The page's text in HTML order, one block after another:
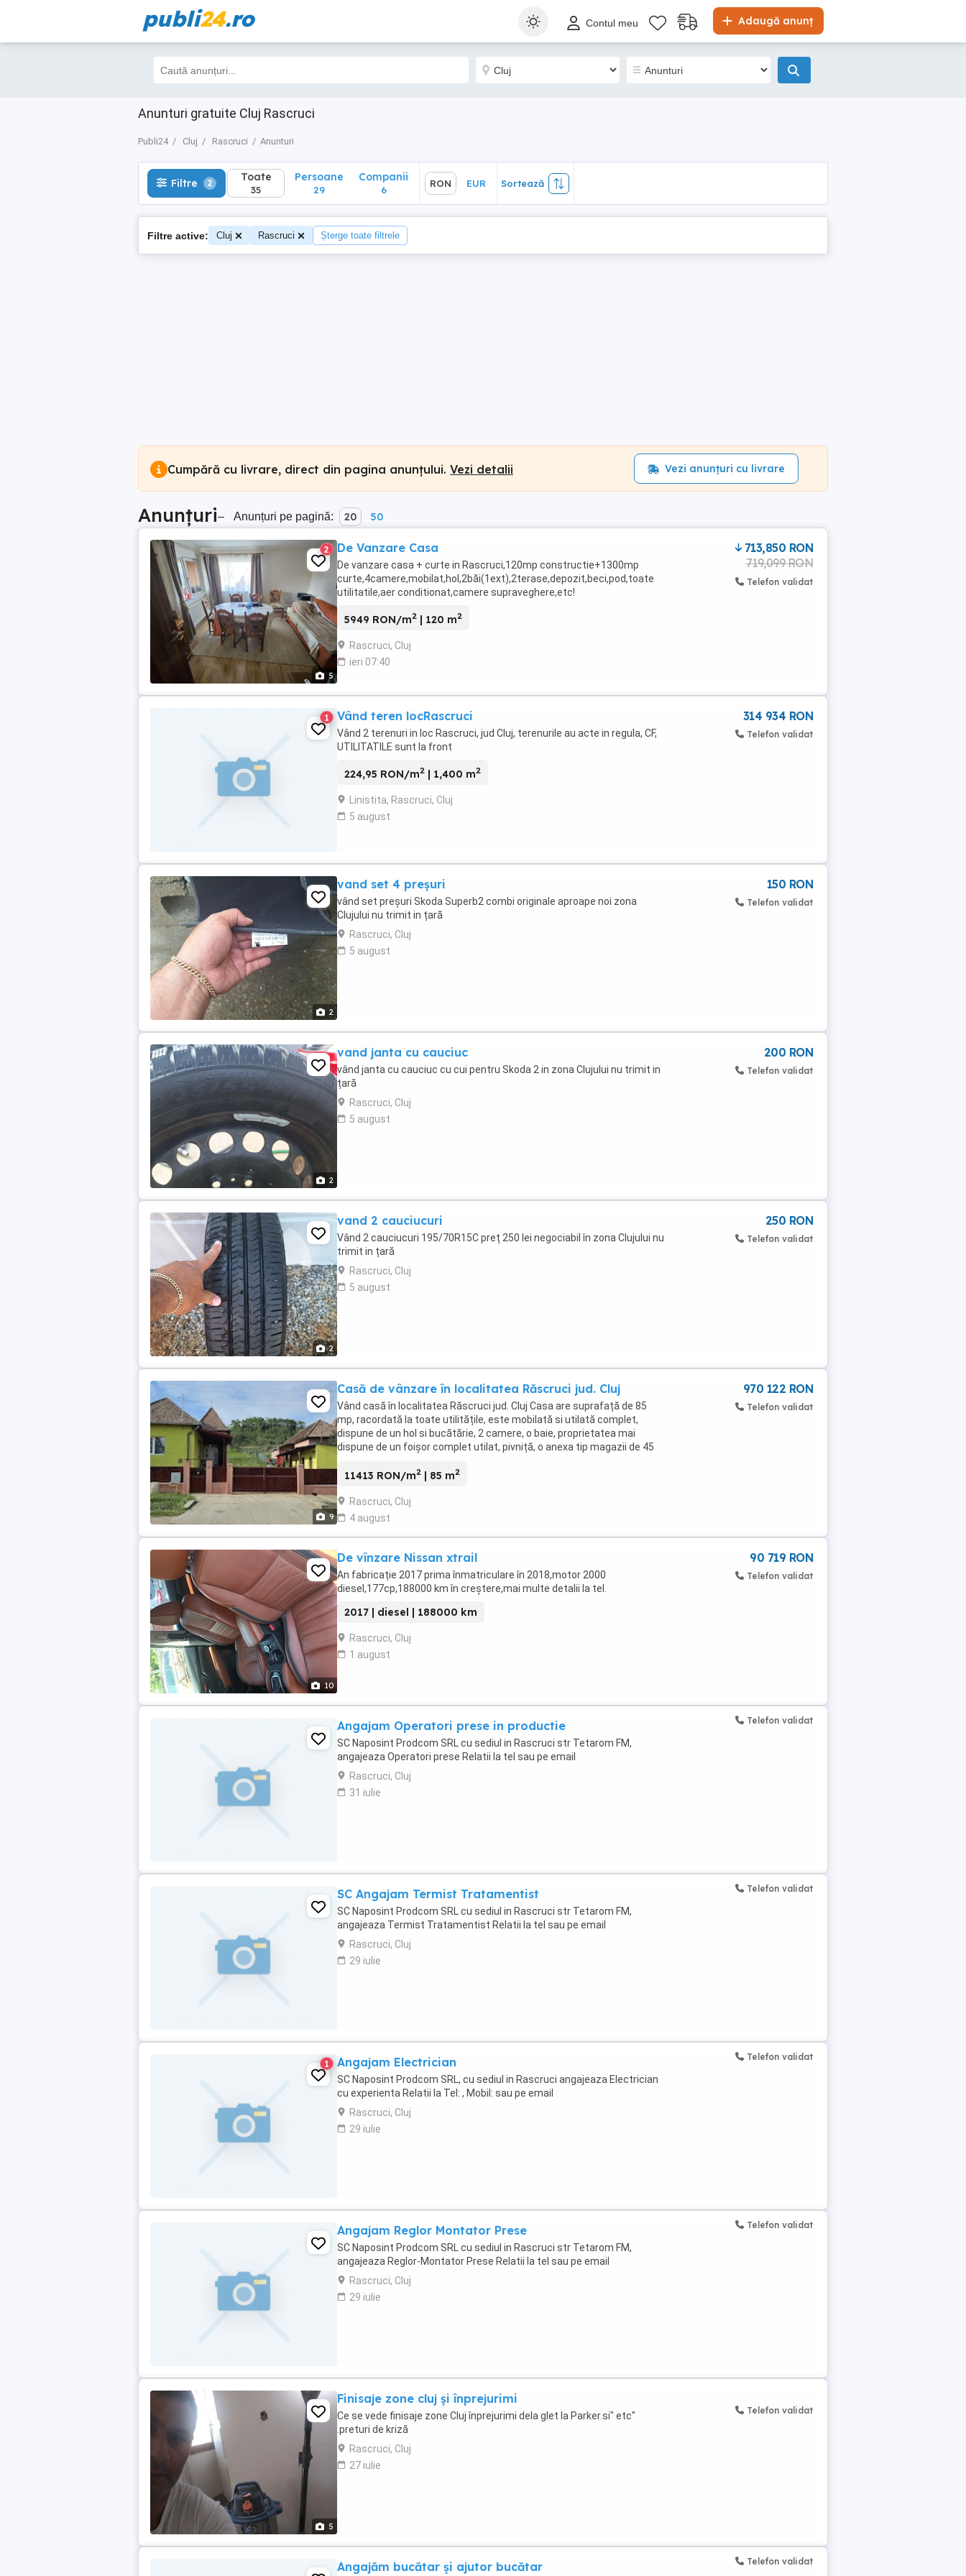
publi24.ro Adaugă anunț
Contul meu
Anunturi gratuite Cluj Rascruci
Publi24 Cluj Rascruci Anunturi
Filtre 2 Toate
35
Sortează
Filtre 2 Toate
35
Persoane
29
Companii
6
RON EUR Sortează
Filtre active: Cluj Rascruci Șterge toate filtrele
Cumpără cu livrare, direct din pagina anunțului. Vezi detalii Vezi anunțuri cu livrare
Anunțuri– Anunțuri pe pagină: 20 50
5
2 De Vanzare Casa
De vanzare casa + curte in Rascruci,120mp constructie+1300mp
curte,4camere,mobilat,hol,2băi(1ext),2terase,depozit,beci,pod,toate
utilitatile,aer conditionat,camere supraveghere,etc!
5949 RON/m2 | 120 m2
Rascruci, Cluj
ieri 07:40
713,850 RON
719,099 RON
Telefon validat
1 Vând teren locRascruci
Vând 2 terenuri in loc Rascruci, jud Cluj, terenurile au acte in regula, CF,
UTILITATILE sunt la front
224,95 RON/m2 | 1,400 m2
Linistita, Rascruci, Cluj
5 august
314 934 RON
Telefon validat
2
vand set 4 preșuri
vând set preșuri Skoda Superb2 combi originale aproape noi zona
Clujului nu trimit in țară
Rascruci, Cluj
5 august
150 RON
Telefon validat
2
vand janta cu cauciuc
vând janta cu cauciuc cu cui pentru Skoda 2 in zona Clujului nu trimit in
țară
Rascruci, Cluj
5 august
200 RON
Telefon validat
2
vand 2 cauciucuri
Vând 2 cauciucuri 195/70R15C preț 250 lei negociabil în zona Clujului nu
trimit in țară
Rascruci, Cluj
5 august
250 RON
Telefon validat
9
Casă de vânzare în localitatea Răscruci jud. Cluj
Vând casă în localitatea Răscruci jud. Cluj Casa are suprafață de 85
mp, racordată la toate utilitățile, este mobilată si utilată complet,
dispune de un hol si bucătărie, 2 camere, o baie, proprietatea mai
dispune de un foișor complet utilat, pivniță, o anexa tip magazii de 45
11413 RON/m2 | 85 m2
Rascruci, Cluj
4 august
970 122 RON
Telefon validat
10
De vînzare Nissan xtrail
An fabricație 2017 prima înmatriculare în 2018,motor 2000
diesel,177cp,188000 km în creștere,mai multe detalii la tel.
2017 | diesel | 188000 km
Rascruci, Cluj
1 august
90 719 RON
Telefon validat
Angajam Operatori prese in productie
SC Naposint Prodcom SRL cu sediul in Rascruci str Tetarom FM,
angajeaza Operatori prese Relatii la tel sau pe email
Rascruci, Cluj
31 iulie
Telefon validat
SC Angajam Termist Tratamentist
SC Naposint Prodcom SRL cu sediul in Rascruci str Tetarom FM,
angajeaza Termist Tratamentist Relatii la tel sau pe email
Rascruci, Cluj
29 iulie
Telefon validat
1 Angajam Electrician
SC Naposint Prodcom SRL, cu sediul in Rascruci angajeaza Electrician
cu experienta Relatii la Tel: , Mobil: sau pe email
Rascruci, Cluj
29 iulie
Telefon validat
Angajam Reglor Montator Prese
SC Naposint Prodcom SRL cu sediul in Rascruci str Tetarom FM,
angajeaza Reglor-Montator Prese Relatii la tel sau pe email
Rascruci, Cluj
29 iulie
Telefon validat
5
Finisaje zone cluj și înprejurimi
Ce se vede finisaje zone Cluj înprejurimi dela glet la Parker.si" etc"
.preturi de kriză
Rascruci, Cluj
27 iulie
Telefon validat
Angajăm bucătar și ajutor bucătar Telefon validat